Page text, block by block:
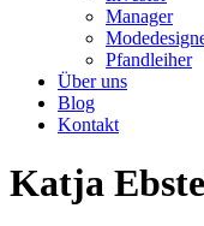
Manager
Pfandleiher
Über uns
Blog
Kontakt
Katja